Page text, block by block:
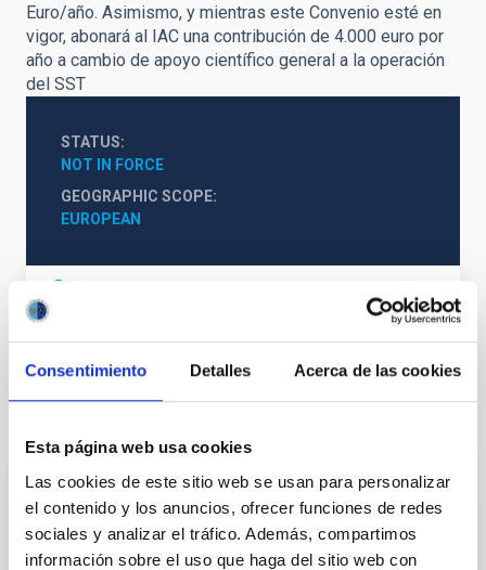
Consentimiento Detalles Acerca de las cookies
Esta página web usa cookies
Las cookies de este sitio web se usan para personalizar
el contenido y los anuncios, ofrecer funciones de redes
sociales y analizar el tráfico. Además, compartimos
información sobre el uso que haga del sitio web con
Euro/año. Asimismo, y mientras este Convenio esté en
vigor, abonará al IAC una contribución de 4.000 euro por
año a cambio de apoyo científico general a la operación
del SST
STATUS
NOT IN FORCE
GEOGRAPHIC SCOPE
EUROPEAN
Publicación en BOE Convenio SST-IAC
Acuerdo de explotación científica de los
telescopios William Herschel e Isaac